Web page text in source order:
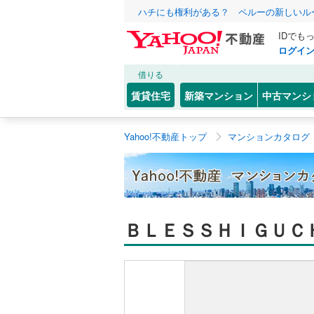
ハチにも権利がある？ ペルーの新しいル
IDでも
ログイン
借りる
賃貸住宅 新築マンション 中古マンシ
Yahoo!不動産トップ マンションカタログ
ＢＬＥＳＳＨＩＧＵＣ